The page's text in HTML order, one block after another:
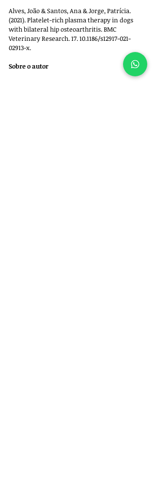
Alves, João & Santos, Ana & Jorge, Patrícia.
(2021). Platelet-rich plasma therapy in dogs
with bilateral hip osteoarthritis. BMC
Veterinary Research. 17. 10.1186/s12917-021-
02913-x.
Sobre o autor